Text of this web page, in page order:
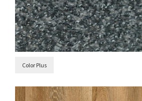
Color Plus